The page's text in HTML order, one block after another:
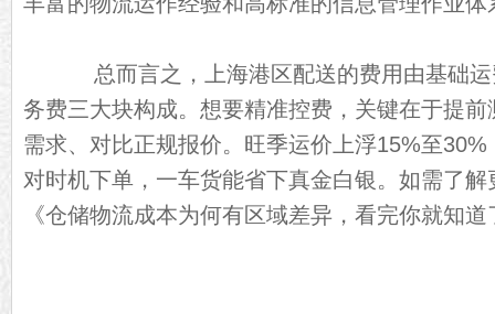
总而言之，上海港区配送的费用由基础运
务费三大块构成。想要精准控费，关键在于提
需求、对比正规报价。旺季运价上浮15%至
对时机下单，一车货能省下真金白银。如需了
《仓储物流成本为何有区域差异，看完你就知道